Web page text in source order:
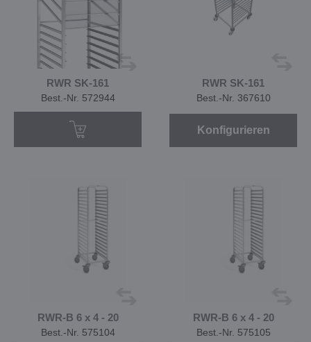
RWR SK-161
Best.-Nr. 572944
RWR SK-161
Best.-Nr. 367610
Konfigurieren
RWR-B 6 x 4 - 20
Best.-Nr. 575104
RWR-B 6 x 4 - 20
Best.-Nr. 575105